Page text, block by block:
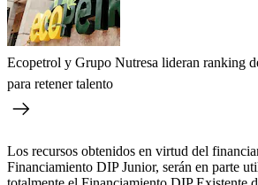
Ecopetrol y Grupo Nutresa lideran ranking
para retener talento
Los recursos obtenidos en virtud del
Financiamiento DIP Junior, serán en parte